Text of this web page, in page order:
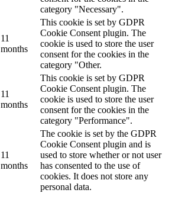
category "Necessary".
11
months
This cookie is set by GDPR
Cookie Consent plugin. The
cookie is used to store the user
consent for the cookies in the
category "Other.
11
months
This cookie is set by GDPR
Cookie Consent plugin. The
cookie is used to store the user
consent for the cookies in the
category "Performance".
11
months
The cookie is set by the GDPR
Cookie Consent plugin and is
used to store whether or not user
has consented to the use of
cookies. It does not store any
personal data.